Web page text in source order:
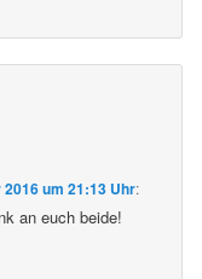
2016 um 21:13 Uhr:
an euch beide!